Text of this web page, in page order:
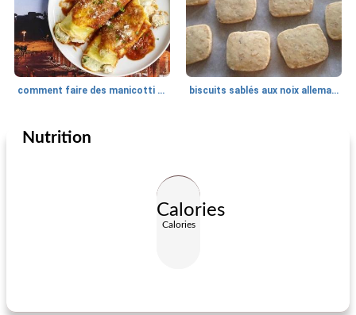
comment faire des manicotti de dinde biscuits sablés aux noix allemandes
Vacances et événements
Nutrition
Calories
Calories